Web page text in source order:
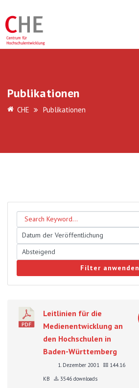
Publikationen
CHE Publikationen
Filter anwenden
Leitlinien für die
Medienentwicklung an
den Hochschulen in
Baden-Württemberg
1. Dezember 2001
144.16
KB
3546 downloads